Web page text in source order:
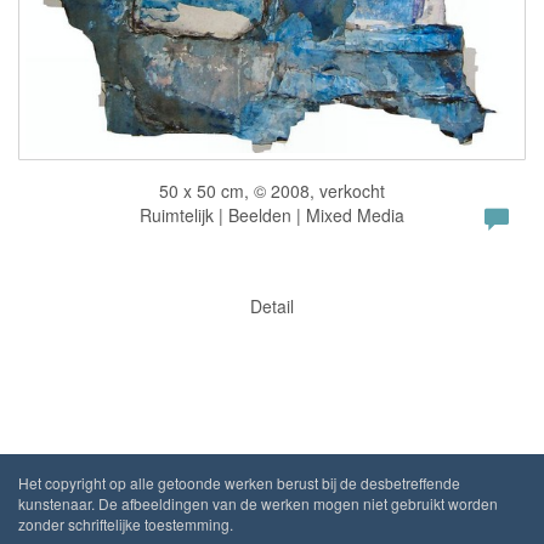
50 x 50 cm, © 2008, verkocht
Ruimtelijk | Beelden | Mixed Media
Detail
Het copyright op alle getoonde werken berust bij de desbetreffende
kunstenaar. De afbeeldingen van de werken mogen niet gebruikt worden
zonder schriftelijke toestemming.